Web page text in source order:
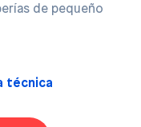
de pequeño
técnica